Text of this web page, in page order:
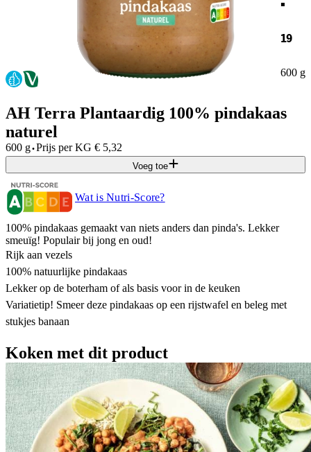
19
600 g
AH Terra Plantaardig 100% pindakaas
naturel
600 g·Prijs per KG € 5,32
Voeg toe
Wat is Nutri-Score?
100% pindakaas gemaakt van niets anders dan pinda's. Lekker
smeuïg! Populair bij jong en oud!
Rijk aan vezels
100% natuurlijke pindakaas
Lekker op de boterham of als basis voor in de keuken
Variatietip! Smeer deze pindakaas op een rijstwafel en beleg met
stukjes banaan
Koken met dit product